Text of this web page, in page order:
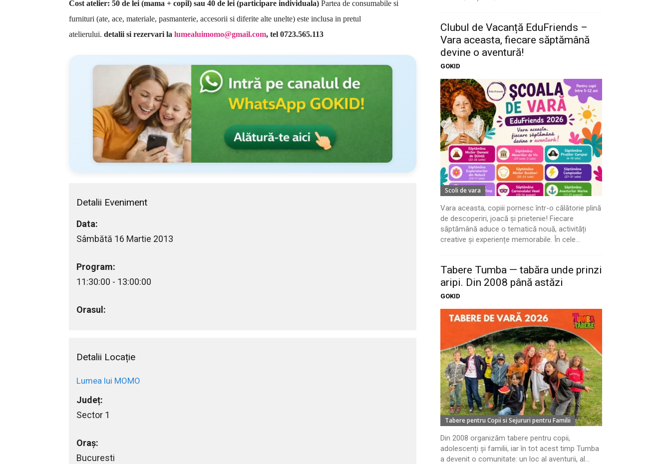
Cost atelier: 50 de lei (mama + copil) sau 40 de lei (participare individuala) Partea de consumabile si
furnituri (ate, ace, materiale, pasmanterie, accesorii si diferite alte unelte) este inclusa in pretul
atelierului. detalii si rezervari la lumealuimomo@gmail.com, tel 0723.565.113
Detalii Eveniment
Data:
Sâmbătă 16 Martie 2013
Program:
11:30:00 - 13:00:00
Orasul:
Detalii Locație
Lumea lui MOMO
Județ:
Sector 1
Oraș:
Bucuresti
Clubul de Vacanță EduFriends –
Vara aceasta, fiecare săptămână
devine o aventură!
GOKID
Scoli de vara
Vara aceasta, copiii pornesc într-o călătorie plină
de descoperiri, joacă și prietenie! Fiecare
săptămână aduce o tematică nouă, activități
creative și experiențe memorabile. În cele...
Tabere Tumba — tabăra unde prinzi
aripi. Din 2008 până astăzi
GOKID
Tabere pentru Copii si Sejururi pentru Familii
Din 2008 organizăm tabere pentru copii,
adolescenți și familii, iar în tot acest timp Tumba
a devenit o comunitate: un loc al aventurii, al...